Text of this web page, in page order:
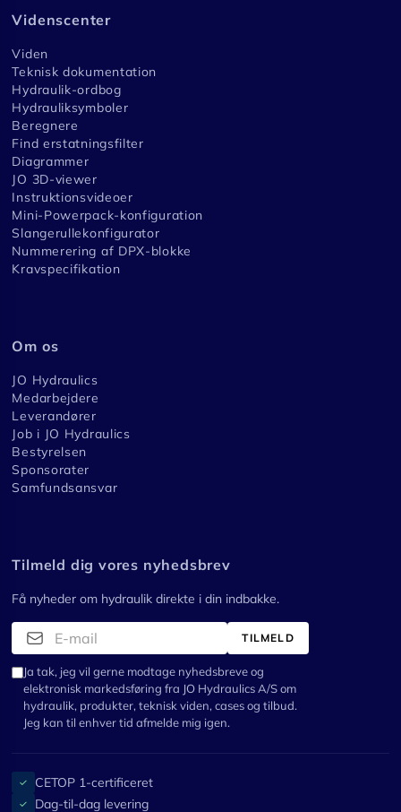
Videnscenter
Viden
Teknisk dokumentation
Hydraulik-ordbog
Hydrauliksymboler
Beregnere
Find erstatningsfilter
Diagrammer
JO 3D-viewer
Instruktionsvideoer
Mini-Powerpack-konfiguration
Slangerullekonfigurator
Nummerering af DPX-blokke
Kravspecifikation
Om os
JO Hydraulics
Medarbejdere
Leverandører
Job i JO Hydraulics
Bestyrelsen
Sponsorater
Samfundsansvar
Tilmeld dig vores nyhedsbrev
Få nyheder om hydraulik direkte i din indbakke.
TILMELD
Ja tak, jeg vil gerne modtage nyhedsbreve og
elektronisk markedsføring fra JO Hydraulics A/S om
hydraulik, produkter, teknisk viden, cases og tilbud.
Jeg kan til enhver tid afmelde mig igen.
✓ CETOP 1-certificeret
✓ Dag-til-dag levering